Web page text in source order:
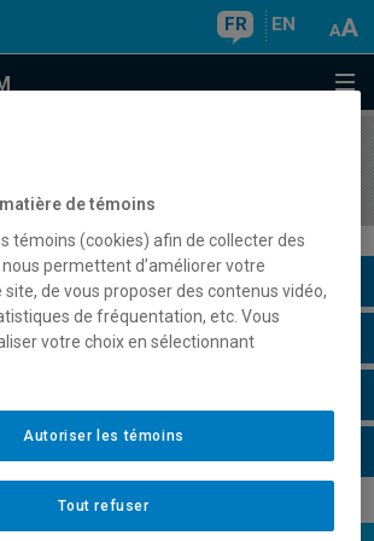
FR EN
de témoins
témoins (cookies) afin de collecter des
permettent d’améliorer votre
site, de vous proposer des contenus vidéo,
de fréquentation, etc. Vous
votre choix en sélectionnant
Tout refuser
Autoriser les témoins